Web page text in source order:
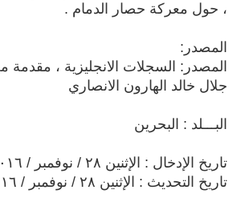
، حول معركة حصار الدمام .
المصدر:
المصدر: السجلات الانجليزية ، مقدمة
جلال خالد الهارون الانصاري
البـــلد : البحرين
تاريخ الإدخال : الإثنين ٢٨ / نوفمبر / ٢٠١٦
تاريخ التحديث : الإثنين ٢٨ / نوفمبر / ٢٠١٦